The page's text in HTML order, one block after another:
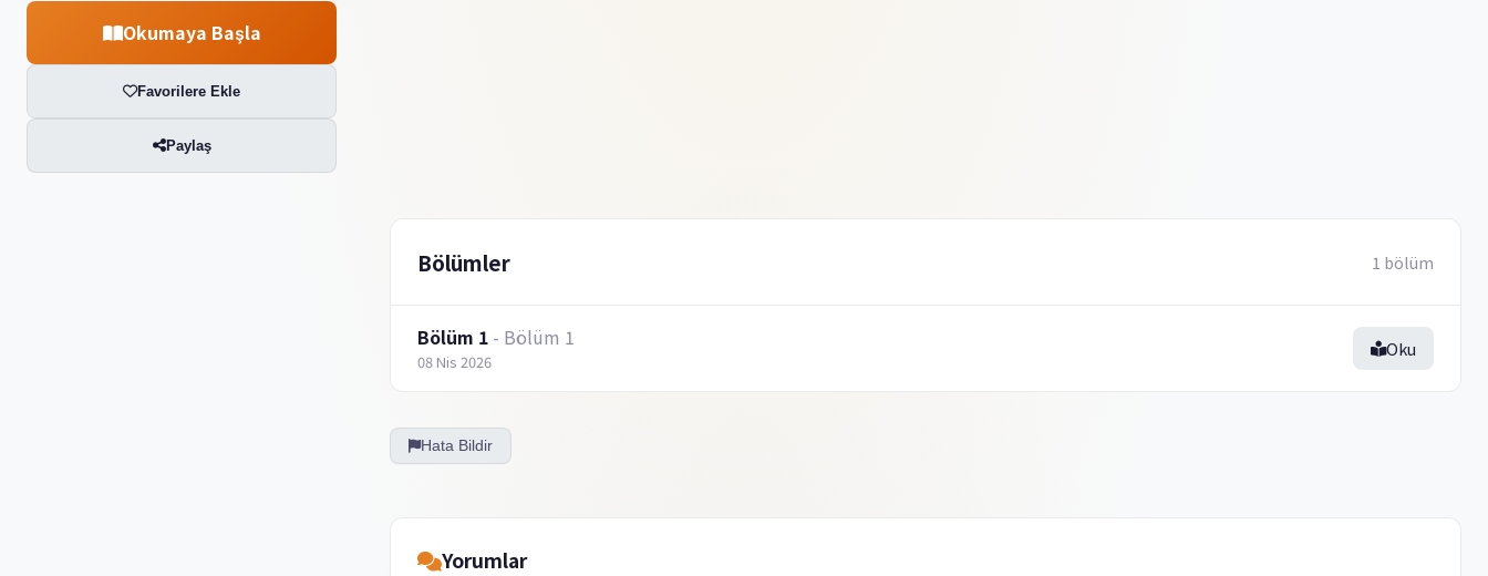
Okumaya Başla
Favorilere Ekle
Paylaş
Bölümler 1 bölüm
Bölüm 1 - Bölüm 1
08 Nis 2026
Oku
Hata Bildir
Yorumlar